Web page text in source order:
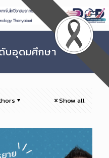
บอุดมศึกษา
Show all